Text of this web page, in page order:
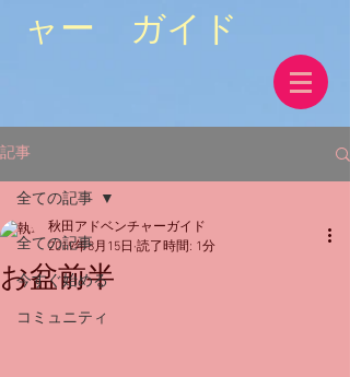
ャー ガイド
記事
全ての記事
今すぐ始める
コミュニティ
全ての記事
お盆前半
秋田アドベンチャーガイド
2019年8月15日 読了時間: 1分